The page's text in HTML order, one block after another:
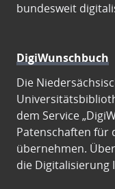
bundesweit
DigiWunschbuch
Die
dem Service
Patenschaften für
übernehmen.
die Digitalisierung